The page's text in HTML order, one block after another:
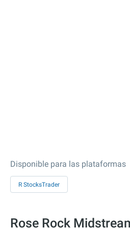
Disponible para las plataformas
R StocksTrader
Rose Rock